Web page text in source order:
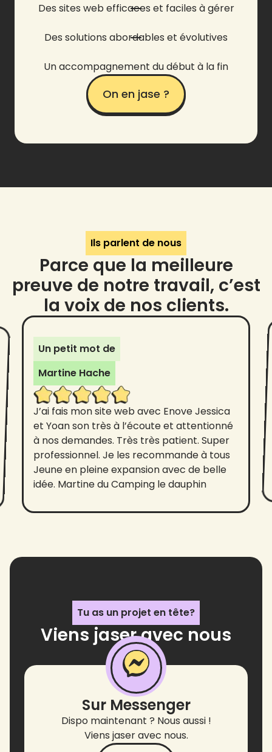
Des sites web efficaces et faciles à gérer
Des solutions abordables et évolutives
Un accompagnement du début à la fin
On en jase ?
Ils parlent de nous
Parce que la meilleure
preuve de notre travail, c’est
la voix de nos clients.
Un petit mot de
Martine Hache
J’ai fais mon site web avec Enove Jessica
et Yoan son très à l’écoute et attentionné
à nos demandes. Très très patient. Super
professionnel. Je les recommande à tous
Jeune en pleine expansion avec de belle
idée. Martine du Camping le dauphin
Tu as un projet en tête?
Viens jaser avec nous
!
Sur Messenger
Dispo maintenant ? Nous aussi !
Viens jaser avec nous.